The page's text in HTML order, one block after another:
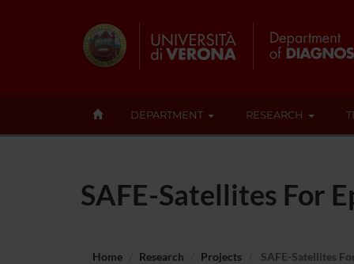
DEPARTMENT RESEARCH
SAFE-Satellites For
Home Research Projects SAFE-Satellites